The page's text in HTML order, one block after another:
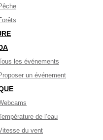
les événements
un événement
de l’eau
du vent